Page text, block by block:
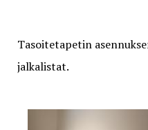
Tasoitetapetin
jalkalistat.